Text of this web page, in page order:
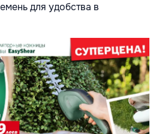
для удобства в